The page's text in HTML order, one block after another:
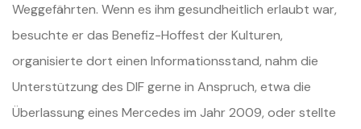
Weggefährten. Wenn es ihm gesundheitlich erlaubt war,
besuchte er das Benefiz-Hoffest der Kulturen,
organisierte dort einen Informationsstand, nahm die
Unterstützung des DIF gerne in Anspruch, etwa die
Überlassung eines Mercedes im Jahr 2009, oder stellte